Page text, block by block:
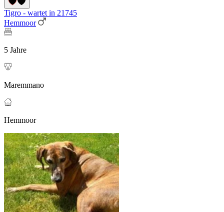
Tigro - wartet in 21745
Hemmoor
5 Jahre
Maremmano
Hemmoor